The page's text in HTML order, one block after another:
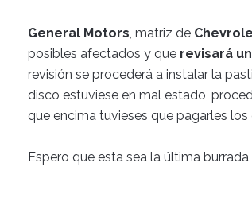
General Motors, matriz de
posibles afectados y que revisará
revisión se procederá a instalar la
disco estuviese en mal estado,
que encima tuvieses que pagarles los
Espero que esta sea la última